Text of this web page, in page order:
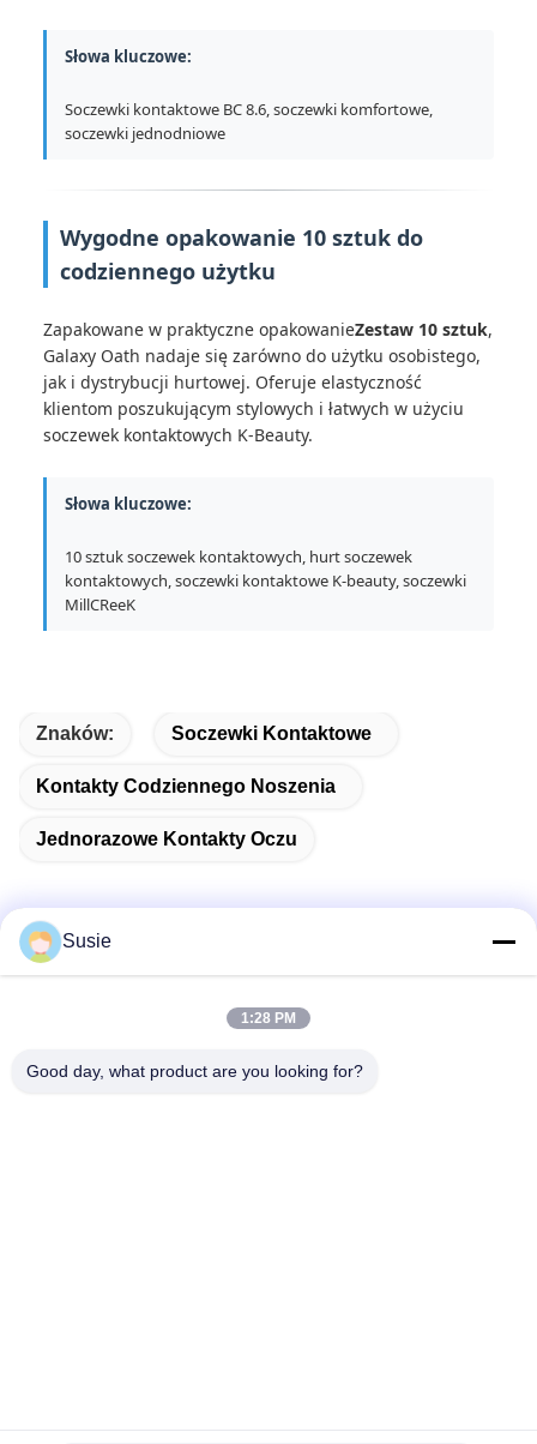
Słowa kluczowe:
Soczewki kontaktowe BC 8.6, soczewki komfortowe,
soczewki jednodniowe
Wygodne opakowanie 10 sztuk do
codziennego użytku
Zapakowane w praktyczne opakowanieZestaw 10 sztuk,
Galaxy Oath nadaje się zarówno do użytku osobistego,
jak i dystrybucji hurtowej. Oferuje elastyczność
klientom poszukującym stylowych i łatwych w użyciu
soczewek kontaktowych K-Beauty.
Słowa kluczowe:
10 sztuk soczewek kontaktowych, hurt soczewek
kontaktowych, soczewki kontaktowe K-beauty, soczewki
MillCReeK
Znaków: Soczewki Kontaktowe
Kontakty Codziennego Noszenia
Jednorazowe Kontakty Oczu
Pokój 1101, Budynek 5, Plac Gaosheng Times, nr 789
Susie
1:28 PM
Good day, what product are you looking for?